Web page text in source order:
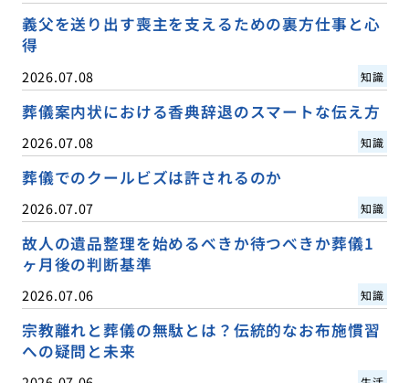
義父を送り出す喪主を支えるための裏方仕事と心
得
2026.07.08 知識
葬儀案内状における香典辞退のスマートな伝え方
2026.07.08 知識
葬儀でのクールビズは許されるのか
2026.07.07 知識
故人の遺品整理を始めるべきか待つべきか葬儀1
ヶ月後の判断基準
2026.07.06 知識
宗教離れと葬儀の無駄とは？伝統的なお布施慣習
への疑問と未来